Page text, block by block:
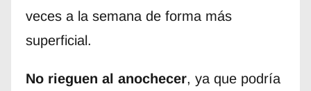
veces a la semana de forma más
superficial.
No rieguen al anochecer, ya que podría